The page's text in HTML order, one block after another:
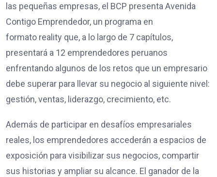
las pequeñas empresas, el BCP presenta Avenida
Contigo Emprendedor, un programa en
formato reality que, a lo largo de 7 capítulos,
presentará a 12 emprendedores peruanos
enfrentando algunos de los retos que un empresario
debe superar para llevar su negocio al siguiente nivel:
gestión, ventas, liderazgo, crecimiento, etc.
Además de participar en desafíos empresariales
reales, los emprendedores accederán a espacios de
exposición para visibilizar sus negocios, compartir
sus historias y ampliar su alcance. El ganador de la